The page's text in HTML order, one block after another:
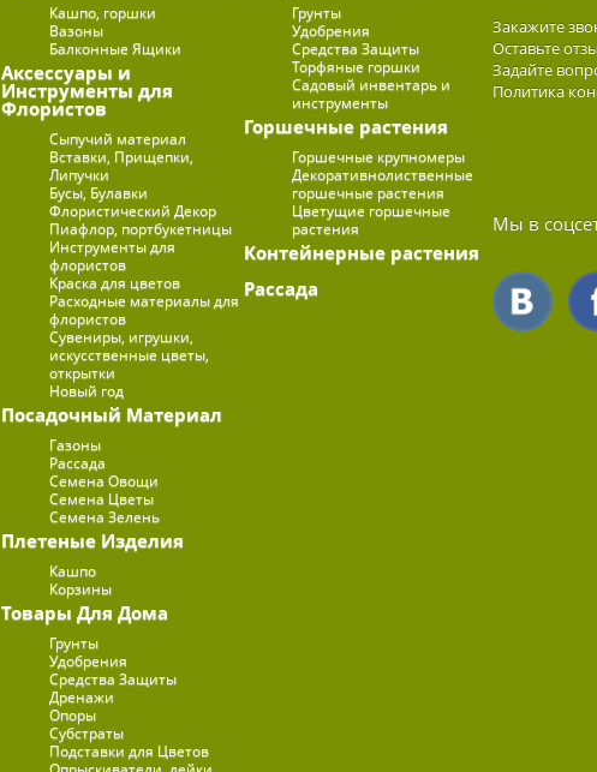
Кашпо, горшки
Вазоны
Балконные Ящики
Аксессуары и
Инструменты для
Флористов
Сыпучий материал
Вставки, Прищепки,
Липучки
Бусы, Булавки
Флористический Декор
Пиафлор, портбукетницы
Инструменты для
флористов
Краска для цветов
Расходные материалы для
флористов
Сувениры, игрушки,
искусственные цветы,
открытки
Новый год
Посадочный Материал
Газоны
Рассада
Семена Овощи
Семена Цветы
Семена Зелень
Плетеные Изделия
Кашпо
Корзины
Товары Для Дома
Грунты
Удобрения
Средства Защиты
Дренажи
Опоры
Субстраты
Подставки для Цветов
Грунты
Удобрения
Средства Защиты
Торфяные горшки
Садовый инвентарь и
инструменты
Горшечные растения
Горшечные крупномеры
Декоративнолиственные
горшечные растения
Цветущие горшечные
растения
Контейнерные растения
Рассада
Закажите
Оставьте
Задайте
Политика
Мы в